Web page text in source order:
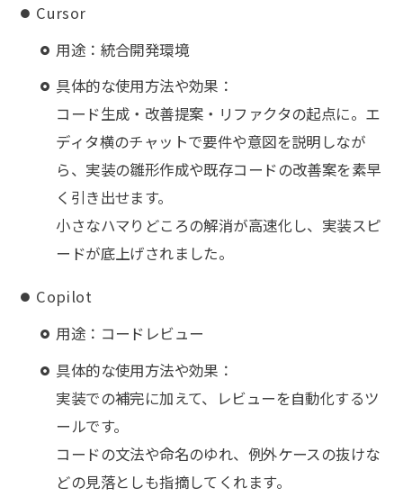
Cursor
用途：統合開発環境
具体的な使用方法や効果：
コード生成・改善提案・リファクタの起点に。エ
ディタ横のチャットで要件や意図を説明しなが
ら、実装の雛形作成や既存コードの改善案を素早
く引き出せます。
小さなハマりどころの解消が高速化し、実装スピ
ードが底上げされました。
Copilot
用途：コードレビュー
具体的な使用方法や効果：
実装での補完に加えて、レビューを自動化するツ
ールです。
コードの文法や命名のゆれ、例外ケースの抜けな
どの見落としも指摘してくれます。